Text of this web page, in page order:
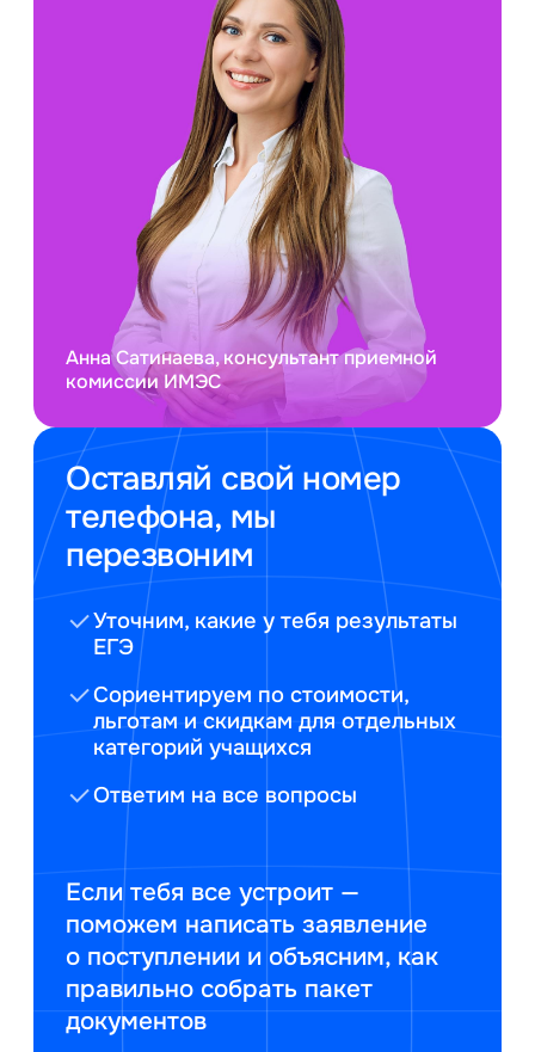
Оставляй свой номер
телефона, мы
перезвоним
Уточним, какие у тебя результаты
ЕГЭ
Сориентируем по стоимости,
льготам и скидкам для отдельных
категорий учащихся
Ответим на все вопросы
Если тебя все устроит —
поможем написать заявление
о поступлении и объясним, как
правильно собрать пакет
документов
Анна Сатинаева, консультант приемной
комиссии ИМЭС